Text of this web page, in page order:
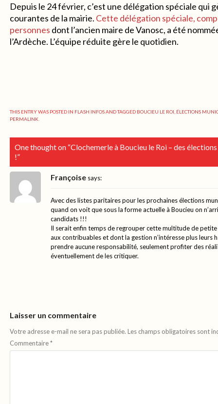
Depuis le 24 février, c’est une délégation spéciale qui
courantes de la mairie. Cette délégation spéciale,
personnes dont l’ancien maire de Vanosc, a été
l’Ardèche. L’équipe réduite gère le quotidien.
THIS ENTRY WAS POSTED IN FLASH INFOSAND TAGGED BOUCIEU LE ROI ÉLECTIONS
PERMALINK
One thought on “Clochemerle à Boucieu le Roi – des
!”
Françoise says:
Avec des listes paritaires pour les prochaines élections
quand on voit que sous la forme actuelle à Boucieu on
candidats !!!
Il serait enfin temps de regrouper cette multitude de
aux contribuables et dont la gestion n’intéresse plus leurs
prendre aucune responsabilité, seulement profiter des
éventuellement de les critiquer.
Laisser un commentaire
Votre adresse e-mail ne sera pas publiée. Les champs obligatoires sont
Commentaire*